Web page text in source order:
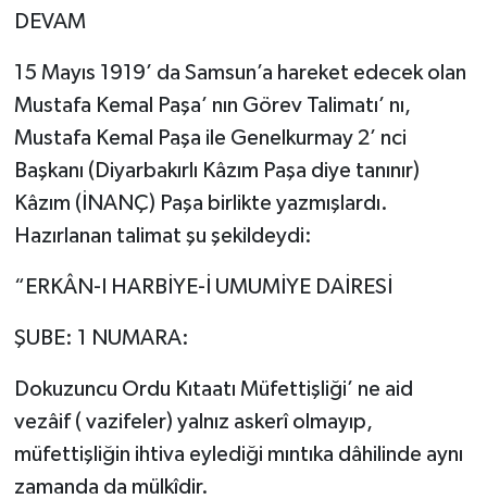
DEVAM
15 Mayıs 1919’ da Samsun’a hareket edecek olan
Mustafa Kemal Paşa’ nın Görev Talimatı’ nı,
Mustafa Kemal Paşa ile Genelkurmay 2’ nci
Başkanı (Diyarbakırlı Kâzım Paşa diye tanınır)
Kâzım (İNANÇ) Paşa birlikte yazmışlardı.
Hazırlanan talimat şu şekildeydi:
“ERKÂN-I HARBİYE-İ UMUMİYE DAİRESİ
ŞUBE: 1 NUMARA:
Dokuzuncu Ordu Kıtaatı Müfettişliği’ ne aid
vezâif ( vazifeler) yalnız askerî olmayıp,
müfettişliğin ihtiva eylediği mıntıka dâhilinde aynı
zamanda da mülkîdir.
RESMİ İLAN